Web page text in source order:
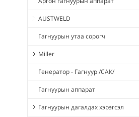
AUSTWELD
Гагнуурын утаа сорогч
Miller
Генератор - Гагнуур /САК/
Гагнуурын аппарат
Гагнуурын дагалдах хэрэгсэл